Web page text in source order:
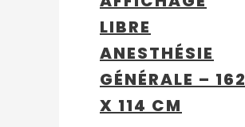
LIBRE
ANESTHÉSIE
GÉNÉRALE – 162
X 114 CM